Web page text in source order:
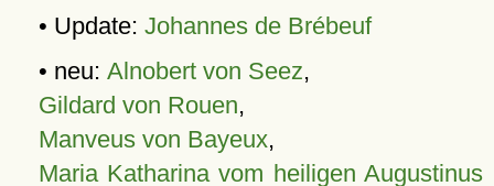
• Update: Johannes de Brébeuf
• neu: Alnobert von Seez,
Gildard von Rouen,
Manveus von Bayeux,
Maria Katharina vom heiligen Augustinus